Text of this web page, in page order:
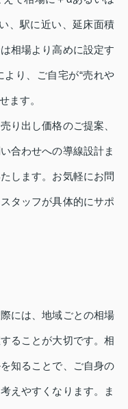
、駅に近い、延床面積
相場より高めに設定す
り、ご自宅が“売れや
ます。
り出し価格のご提案、
合わせへの導線設計ま
します。お気軽にお問
タッフが具体的にサポ
には、地域ごとの相場
ることが大切です。相
知ることで、ご自身の
えやすくなります。ま